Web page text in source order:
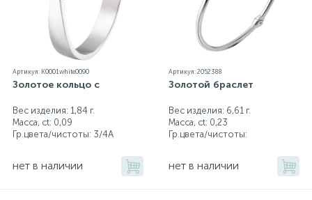
Артикул: K0001white0090
Золотое кольцо с
Вес изделия: 1,84 г.
Масса, ct: 0,09
Гр.цвета/чистоты: 3/4А
нет в наличии
Артикул: 2052388
Золотой браслет
Вес изделия: 6,61 г.
Масса, ct: 0,23
Гр.цвета/чистоты:
нет в наличии